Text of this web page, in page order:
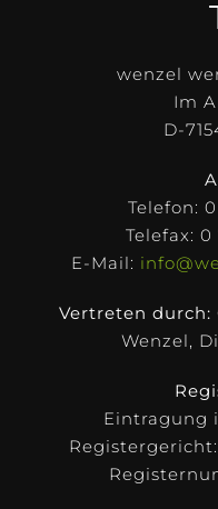
wenzel
Im
D-
Telefon: 0
Telefax: 0
E-Mail:
Vertreten durch:
Wenzel,
Eintragung